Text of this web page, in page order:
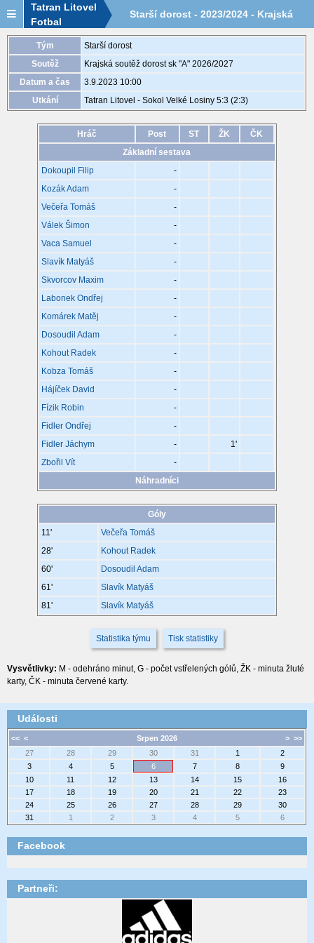
Tatran Litovel
Fotbal
Starší­ dorost - 2023/2024 - Krajská
soutěž dorost sk "A" - utkání
2023710C1B0506
Tým
Starší­ dorost
Soutěž
Krajská soutěž dorost sk "A" 2026/2027
Datum a čas
3.9.2023 10:00
Utkání
Tatran Litovel - Sokol Velké Losiny 5:3 (2:3)
Hráč Post ST ŽK
ČK
Základní sestava
Dokoupil Filip
-
Kozák Adam
-
Večeřa Tomáš
-
Válek Šimon
-
Vaca Samuel
-
Slavík Matyáš
-
Skvorcov Maxim
-
Labonek Ondřej
-
Komárek Matěj
-
Dosoudil Adam
-
Kohout Radek
-
Kobza Tomáš
-
Hájíček David
-
Fízik Robin
-
Fidler Ondřej
-
Fidler Jáchym
-
1'
Zbořil Vít
-
Náhradníci
Góly
11'
Večeřa Tomáš
28'
Kohout Radek
60'
Dosoudil Adam
61'
Slavík Matyáš
81'
Slavík Matyáš
Statistika týmu Tisk statistiky
Vysvětlivky: M - odehráno minut, G - počet vstřelených gólů, ŽK - minuta žluté
karty, ČK - minuta červené karty.
Události
<< < > >>
Srpen 2026
27
28 29 30 31 1
2
3
4 5 6 7 8
9
10
11 12 13 14 15
16
17
18 19 20 21 22
23
24
25 26 27 28 29
30
31
1 2 3 4 5 6
Facebook
Partneři: